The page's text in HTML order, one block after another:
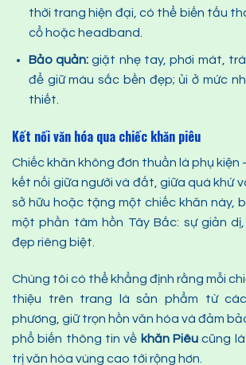
thời trang hiện đại, có thể biến tấu
cổ hoặc headband.
Bảo quản:giặt nhẹ tay, phơi mát,
để giữ màu sắc bền đẹp; ủi ở mức
thiết.
Kết nối văn hóa qua chiếc khăn piêu
Chiếc khăn không đơn thuần là phụ kiện
kết nối giữa người và đất, giữa quá khứ
sở hữu hoặc tặng một chiếc khăn này,
một phần tâm hồn Tây Bắc: sự giản
đẹp riêng biệt.
Chúng tôi có thể khẳng định rằng mỗi
thiệu trên trang là sản phẩm từ
phương, giữ trọn hồn văn hóa và đảm
phổ biến thông tin về khăn Piêu cũng
trị văn hóa vùng cao tới rộng hơn.